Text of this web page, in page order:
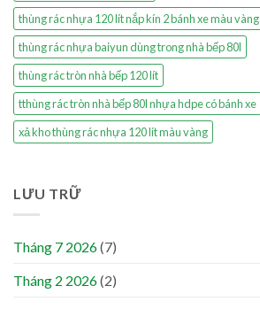
thùng rác nhựa 120 lít nắp kín 2 bánh xe màu vàng
thùng rác nhựa baiyun dùng trong nhà bếp 80l
thùng rác tròn nhà bếp 120 lít
tthùng rác tròn nhà bếp 80l nhựa hdpe có bánh xe
xả kho thùng rác nhựa 120 lít màu vàng
LƯU TRỮ
Tháng 7 2026(7)
Tháng 2 2026(2)